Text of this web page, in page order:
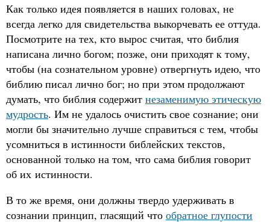
Как только идея появляется в наших головах, не
всегда легко для свидетельства выкорчевать ее оттуда.
Посмотрите на тех, кто вырос считая, что библия
написана лично богом; позже, они приходят к тому,
чтобы (на сознательном уровне) отвергнуть идею, что
библию писал лично бог; но при этом продолжают
думать, что библия содержит незаменимую этическую
мудрость. Им не удалось очистить свое сознание; они
могли бы значительно лучше справиться с тем, чтобы
усомниться в истинности библейских текстов,
основанной только на том, что сама библия говорит
об их истинности.
В то же время, они должны твердо удерживать в
сознании принцип, гласящий что обратное глупости